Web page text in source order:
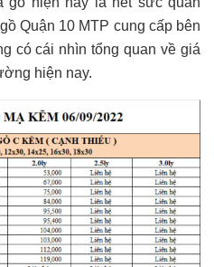
Quận 10 MTP cung cấp bên
có cái nhìn tổng quan về giá
hiện nay.